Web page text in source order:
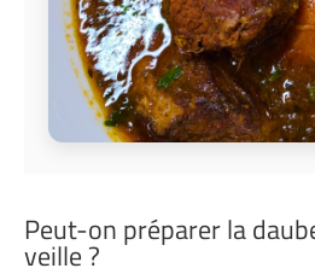
Peut-on préparer la
veille ?